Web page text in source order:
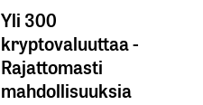
Yli 300
kryptovaluuttaa -
Rajattomasti
mahdollisuuksia